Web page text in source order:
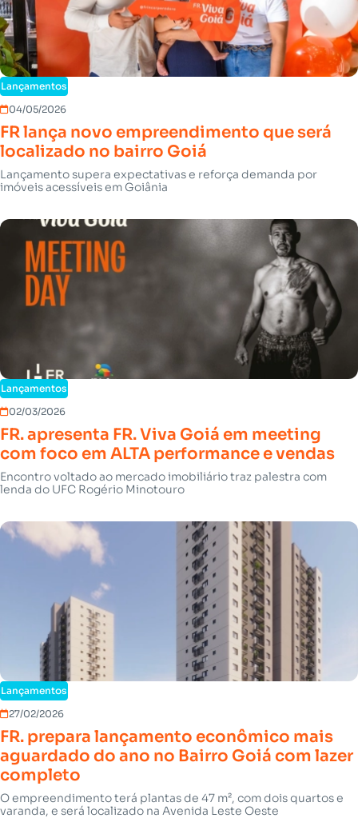
Lançamentos
04/05/2026
FR lança novo empreendimento que será
localizado no bairro Goiá
Lançamento supera expectativas e reforça demanda por
imóveis acessíveis em Goiânia
Lançamentos
02/03/2026
FR. apresenta FR. Viva Goiá em meeting
com foco em ALTA performance e vendas
Encontro voltado ao mercado imobiliário traz palestra com
lenda do UFC Rogério Minotouro
Lançamentos
27/02/2026
FR. prepara lançamento econômico mais
aguardado do ano no Bairro Goiá com lazer
completo
O empreendimento terá plantas de 47 m², com dois quartos e
varanda, e será localizado na Avenida Leste Oeste